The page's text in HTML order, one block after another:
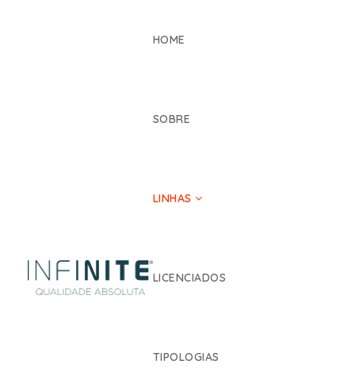
HOME
SOBRE
LINHAS
LICENCIADOS
TIPOLOGIAS